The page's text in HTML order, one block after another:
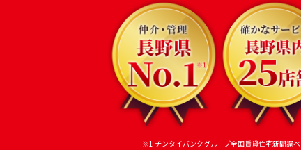
※1 チンタイバンクグループ全国賃貸住宅新聞